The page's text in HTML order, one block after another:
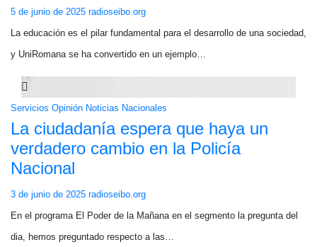
5 de junio de 2025 radioseibo.org
La educación es el pilar fundamental para el desarrollo de una sociedad,
y UniRomana se ha convertido en un ejemplo…
Servicios Opinión Noticias Nacionales
La ciudadanía espera que haya un
verdadero cambio en la Policía
Nacional
3 de junio de 2025 radioseibo.org
En el programa El Poder de la Mañana en el segmento la pregunta del
dia, hemos preguntado respecto a las…